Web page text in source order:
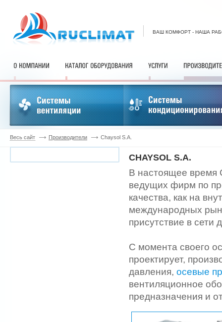
ВАШ КОМФОРТ - НАША
Весь сайт Производители Chaysol S.A.
CHAYSOL S.A.
В настоящее время
ведущих фирм по
качества, как на
международных
присутствие в сети
С момента своего
проектирует,
давления, осевые
вентиляционное
предназначения и